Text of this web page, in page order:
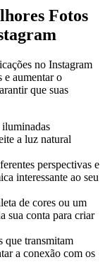
‌Fotos
no Instagram​
e‌ aumentar⁤ o⁤
que suas‌
a luz natural
perspectivas ⁢e
interessante ao seu
de cores ou um
sua‍ conta para criar
que transmitam
a conexão com os